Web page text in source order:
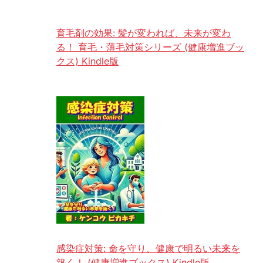
育毛剤の効果: 髪が変われば、未来が変わ
る！ 育毛・薄毛対策シリーズ (健康増進ブッ
クス) Kindle版
感染症対策: 命を守り、健康で明るい未来を